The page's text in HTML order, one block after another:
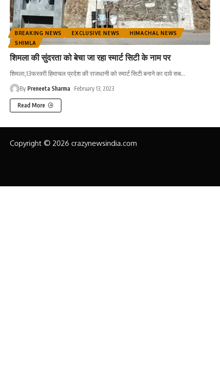
BREAKING NEWS EXCLUSIVE NEWS
HIMACHAL NEWS
SHIMLA
शिमला की सुंदरता को बेचा जा रहा स्मार्ट सिटी के नाम पर
शिमला,13फरवरी हिमाचल प्रदेश की राजधानी को स्मार्ट सिटी बनाने का दावे सब…
By Preneeta Sharma February 13, 2023
Read More
Copyright © 2026 crazynewsindia.com